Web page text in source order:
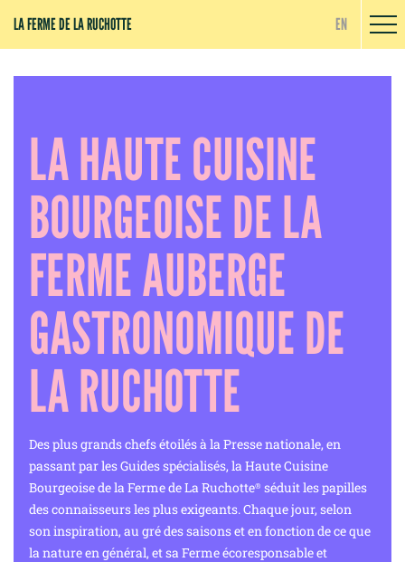
LA FERME DE LA RUCHOTTE EN
LA HAUTE CUISINE
BOURGEOISE DE LA
FERME AUBERGE
GASTRONOMIQUE DE
LA RUCHOTTE
Des plus grands chefs étoilés à la Presse nationale, en
passant par les Guides spécialisés, la Haute Cuisine
Bourgeoise de la Ferme de La Ruchotte® séduit les papilles
des connaisseurs les plus exigeants. Chaque jour, selon
son inspiration, au gré des saisons et en fonction de ce que
la nature en général, et sa Ferme écoresponsable et